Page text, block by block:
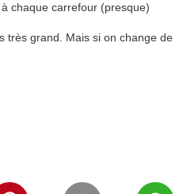
chaque carrefour (presque)
très grand. Mais si on change de